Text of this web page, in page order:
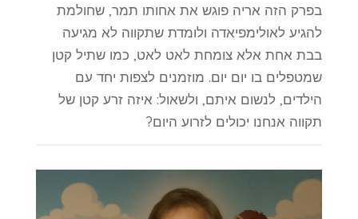
בפרק הזה אריה פוגש את אחותו תמר, שחולמת
להגיע לאולימפיאדה ולומדת שתקווה לא מגיעה
בבת אחת אלא צומחת לאט לאט, כמו שתיל קטן
שמטפלים בו יום יום. מוזמנים לצפות יחד עם
הילדים, לנשום איתם, ולשאול: איזה זרע קטן של
תקווה אנחנו יכולים לזרוע היום?